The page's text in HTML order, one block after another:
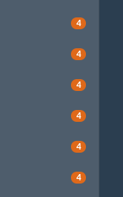
4
4
4
4
4
4